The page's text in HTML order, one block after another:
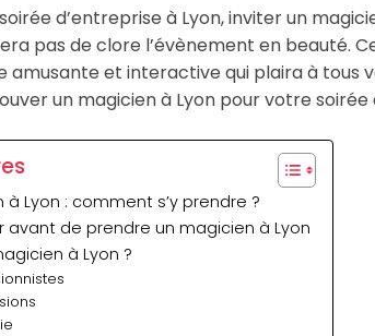
d’entreprise à Lyon, inviter un
pas de clore l’évènement en beauté.
et interactive qui plaira à tous
un magicien à Lyon pour votre soirée
Lyon : comment s’y prendre ?
avant de prendre un magicien à Lyon
à Lyon ?